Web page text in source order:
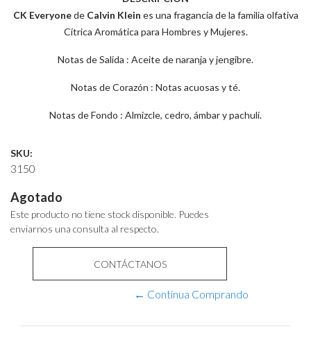
CK Everyonede Calvin Klein es una fragancia de la familia olfativa
Cítrica Aromática para Hombres y Mujeres.
Notas de Salida : Aceite de naranja y jengibre.
Notas de Corazón : Notas acuosas y té.
Notas de Fondo : Almizcle, cedro, ámbar y pachulí.
SKU:
3150
Agotado
Este producto no tiene stock disponible. Puedes
enviarnos una consulta al respecto.
CONTÁCTANOS
← Continua Comprando